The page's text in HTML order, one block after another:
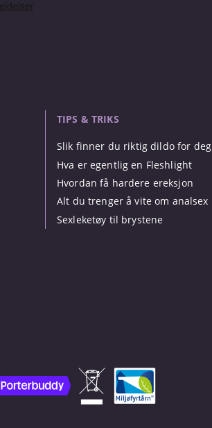
TIPS & TRIKS
Slik finner du riktig dildo for deg
Hva er egentlig en Fleshlight
Hvordan få hardere ereksjon
Alt du trenger å vite om analsex
Sexleketøy til brystene